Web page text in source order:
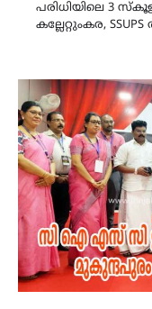
പരിധിയിലെ 3
കല്ലേറ്റുംകര,